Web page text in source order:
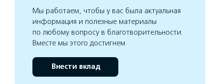
Мы работаем, чтобы у вас была актуальная
информация и полезные материалы
по любому вопросу в благотворительности.
Вместе мы этого достигнем
Внести вклад